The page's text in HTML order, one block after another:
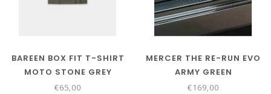
BAREEN BOX FIT T-SHIRT
MOTO STONE GREY
€65,00
MERCER THE RE-RUN EVO
ARMY GREEN
€169,00